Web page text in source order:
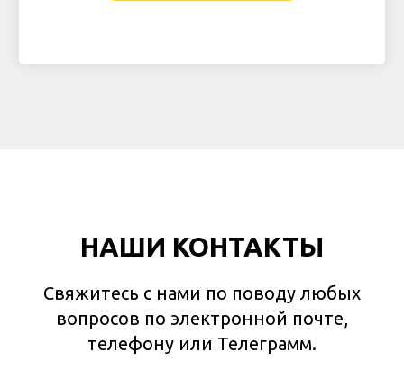
НАШИ КОНТАКТЫ
Свяжитесь с нами по поводу любых
вопросов по электронной почте,
телефону или Телеграмм.